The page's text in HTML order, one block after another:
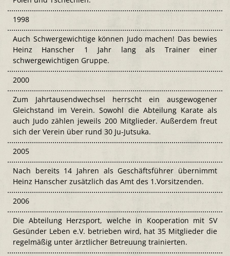
1998
Auch Schwergewichtige können Judo machen! Das bewies
Heinz Hanscher 1 Jahr lang als Trainer einer
schwergewichtigen Gruppe.
2000
Zum Jahrtausendwechsel herrscht ein ausgewogener
Gleichstand im Verein. Sowohl die Abteilung Karate als
auch Judo zählen jeweils 200 Mitglieder. Außerdem freut
sich der Verein über rund 30 Ju-Jutsuka.
2005
Nach bereits 14 Jahren als Geschäftsführer übernimmt
Heinz Hanscher zusätzlich das Amt des 1.Vorsitzenden.
2006
Die Abteilung Herzsport, welche in Kooperation mit SV
Gesünder Leben e.V. betrieben wird, hat 35 Mitglieder die
regelmäßig unter ärztlicher Betreuung trainierten.